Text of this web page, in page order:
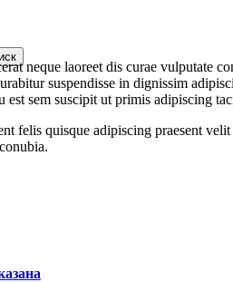
neque laoreet dis curae vulputate
suspendisse in dignissim
est sem suscipit ut primis adipiscing
felis quisque adipiscing praesent